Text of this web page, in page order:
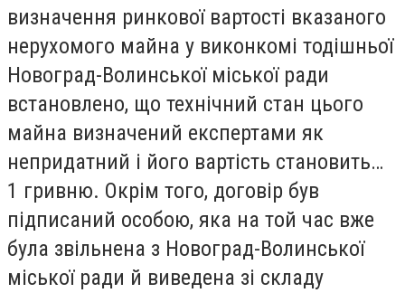
визначення ринкової вартості вказаного
нерухомого майна у виконкомі тодішньої
Новоград-Волинської міської ради
встановлено, що технічний стан цього
майна визначений експертами як
непридатний і його вартість становить…
1 гривню. Окрім того, договір був
підписаний особою, яка на той час вже
була звільнена з Новоград-Волинської
міської ради й виведена зі складу